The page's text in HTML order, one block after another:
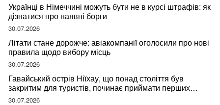
Українці в Німеччині можуть бути не в курсі штрафів: як
дізнатися про наявні борги
30.07.2026
Літати стане дорожче: авіакомпанії оголосили про нові
правила щодо вибору місць
30.07.2026
Гавайський острів Ніїхау, що понад століття був
закритим для туристів, починає приймати перших
відвідувачів
30.07.2026